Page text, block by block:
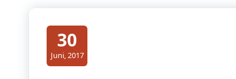
30
Juni, 2017